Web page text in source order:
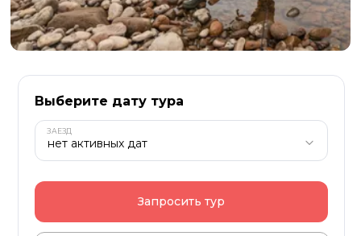
Выберите дату тура
ЗАЕЗД
Запросить тур